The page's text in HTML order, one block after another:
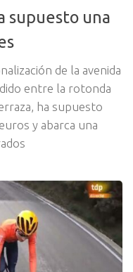
supuesto una
de la avenida
entre la rotonda
ha supuesto
y abarca una